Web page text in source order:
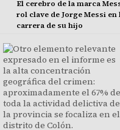
El cerebro de la marca
rol clave de Jorge Messi en
carrera de su hijo